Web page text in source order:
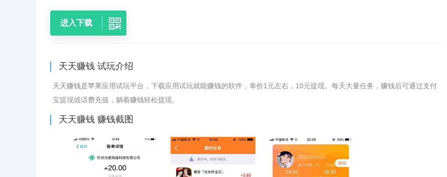
进入下载
天天赚钱 试玩介绍
天天赚钱是苹果应用试玩平台，下载应用试玩就能赚钱的软件，单价1元左右，10元提现。每天大量任务，赚钱后可通过支付
宝提现或话费充值，躺着赚钱轻松提现。
天天赚钱 赚钱截图